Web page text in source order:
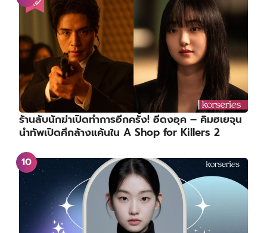
ร้านลับนักฆ่าเปิดทำการอีกครั้ง! อีดงอุค – คิมฮเยจุน
นำทัพเปิดศึกล้างแค้นใน A Shop for Killers 2